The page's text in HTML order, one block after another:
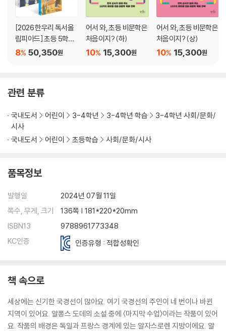
[2026 한우리 독서올
림피아드] 초등 5학년
필독서 세트
50,350원
8%
어서 와, 초등 비문학은
처음이지? (하)
15,300원
10%
어서 와, 초등 비문학은
처음이지? (상)
15,300원
10%
관련 분류
국내도서 어린이 3-4학년 3-4학년 학습
3-4학년 사회/문화/
시사
국내도서
어린이 초등학습 사회/문화/시사
품목정보
발행일
2024년 07월 11일
쪽수, 무게, 크기
136쪽 | 181*220*20mm
ISBN13
9788961773348
KC인증
인증유형 : 적합성확인
책 속으로
세상에는 신기한 국경선이 많아요. 여기 국경선의 주인이 네 번이나 바뀐
지역이 있어요. 알퐁스 도데의 소설 중에 〈마지막 수업〉이라는 작품이 있어
요. 작품의 배경은 독일과 프랑스 경계에 있는 알자스로렌 지방이에요. 알